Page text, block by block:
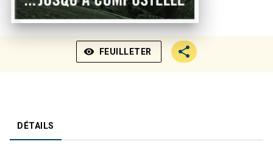
visibility FEUILLETER
DÉTAILS